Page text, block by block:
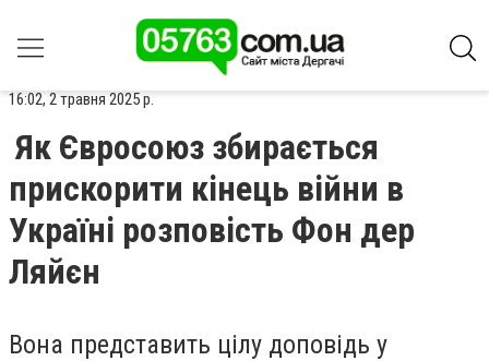
16:02, 2 травня 2025 р.
Як Євросоюз збирається
прискорити кінець війни в
Україні розповість Фон дер
Ляйєн
Вона представить цілу доповідь у